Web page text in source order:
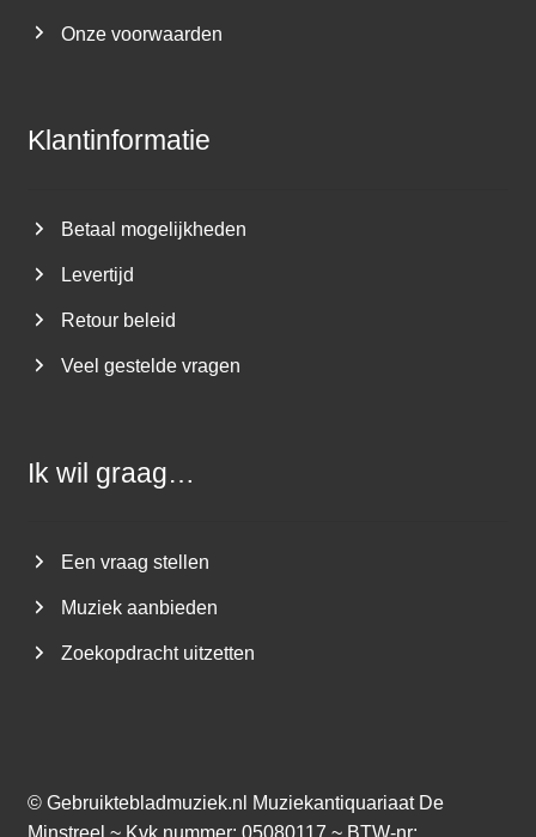
Onze voorwaarden
Klantinformatie
Betaal mogelijkheden
Levertijd
Retour beleid
Veel gestelde vragen
Ik wil graag…
Een vraag stellen
Muziek aanbieden
Zoekopdracht uitzetten
© Gebruiktebladmuziek.nl
Muziekantiquariaat De
Minstreel ~ Kvk nummer: 05080117 ~ BTW-nr: